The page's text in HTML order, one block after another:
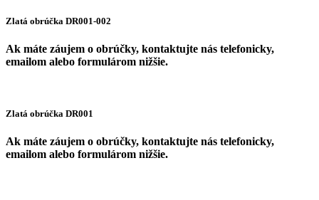
Zlatá obrúčka DR001-002
Ak máte záujem o obrúčky, kontaktujte nás telefonicky,
emailom alebo formulárom nižšie.
Zlatá obrúčka DR001
Ak máte záujem o obrúčky, kontaktujte nás telefonicky,
emailom alebo formulárom nižšie.